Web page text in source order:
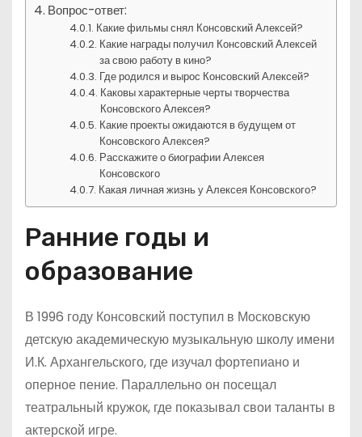
Вопрос-ответ:
Какие фильмы снял Консовский Алексей?
Какие награды получил Консовский Алексей
за свою работу в кино?
Где родился и вырос Консовский Алексей?
Каковы характерные черты творчества
Консовского Алексея?
Какие проекты ожидаются в будущем от
Консовского Алексея?
Расскажите о биографии Алексея
Консовского
Какая личная жизнь у Алексея Консовского?
Ранние годы и
образование
В 1996 году Консовский поступил в Московскую
детскую академическую музыкальную школу имени
И.К. Архангельского, где изучал фортепиано и
оперное пение. Параллельно он посещал
театральный кружок, где показывал свои таланты в
актерской игре.